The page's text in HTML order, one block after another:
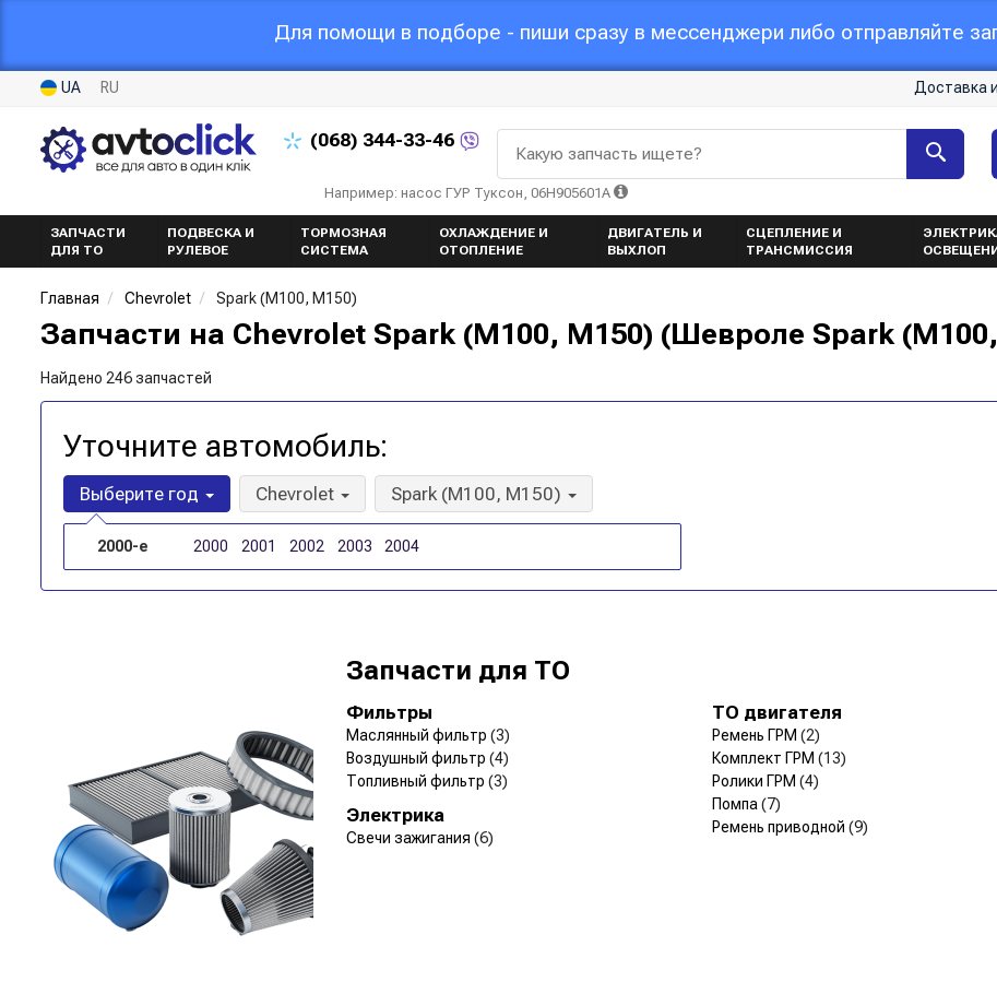
Для помощи в подборе - пиши сразу в мессенджери либо отправляйте
UA RU Доставка
(068) 344-33-46
Какую запчасть ищете?
Например: насос ГУР Туксон, 06H905601A
ЗАПЧАСТИ
ДЛЯ ТО
ПОДВЕСКА И
РУЛЕВОЕ
ТОРМОЗНАЯ
СИСТЕМА
ОХЛАЖДЕНИЕ И
ОТОПЛЕНИЕ
ДВИГАТЕЛЬ И
ВЫХЛОП
СЦЕПЛЕНИЕ И
ТРАНСМИССИЯ
Главная Chevrolet Spark (M100, M150)
Запчасти на Chevrolet Spark (M100, M150) (Шевроле Spark
Найдено 246 запчастей
Уточните автомобиль:
Выберите год
2000-е 2000 2001 2002 2003 2004
Chevrolet Spark (M100, M150)
Запчасти для ТО
Фильтры
Маслянный фильтр (3)
Воздушный фильтр (4)
Топливный фильтр (3)
ТО двигателя
Ремень ГРМ (2)
Комплект ГРМ (13)
Ролики ГРМ (4)
Помпа (7)
Ремень приводной (9)
Электрика
Свечи зажигания (6)